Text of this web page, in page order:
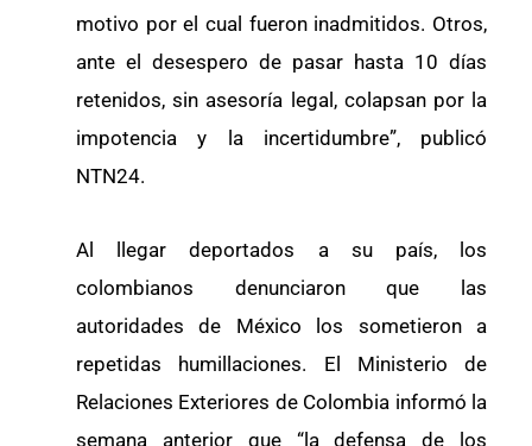
motivo por el cual fueron inadmitidos. Otros,
ante el desespero de pasar hasta 10 días
retenidos, sin asesoría legal, colapsan por la
impotencia y la incertidumbre”, publicó
NTN24.
Al llegar deportados a su país, los
colombianos denunciaron que las
autoridades de México los sometieron a
repetidas humillaciones. El Ministerio de
Relaciones Exteriores de Colombia informó la
semana anterior que “la defensa de los